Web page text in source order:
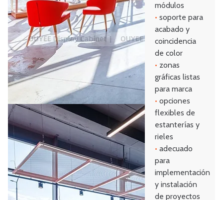
módulos
• soporte para
acabado y
coincidencia
de color
• zonas
gráficas listas
para marca
• opciones
flexibles de
estanterías y
rieles
• adecuado
para
implementación
y instalación
de proyectos